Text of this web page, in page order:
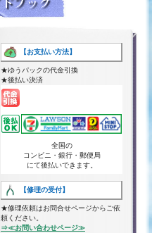
【お支払い方法】
★ゆうパックの代金引換
★後払い決済
全国の
コンビニ・銀行・郵便局
にて後払いできます。
【修理の受付】
★修理依頼はお問合せページからご依
頼ください。
⇒≪お問い合わせページ≫